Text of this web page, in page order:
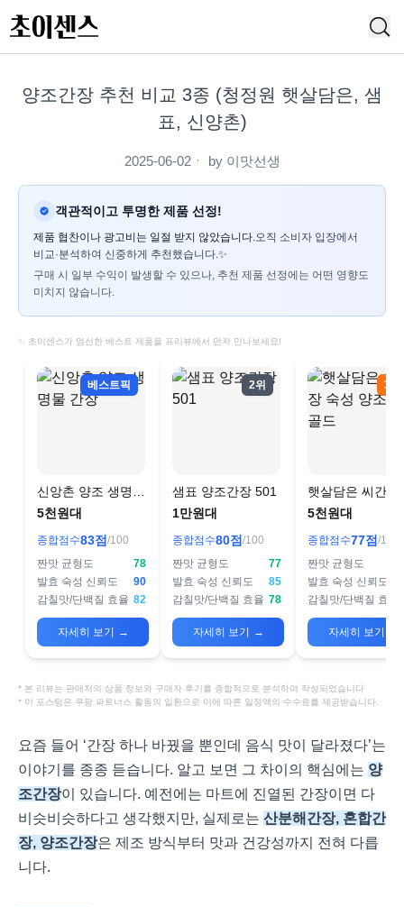
양조간장 추천 비교 3종 (청정원 햇살담은, 샘
표, 신양촌)
2025-06-02ㆍ by 이맛선생
객관적이고 투명한 제품 선정!
제품 협찬이나 광고비는 일절 받지 않았습니다.오직 소비자 입장에서
비교·분석하여 신중하게 추천했습니다.✨
구매 시 일부 수익이 발생할 수 있으나, 추천 제품 선정에는 어떤 영향도
미치지 않습니다.
✨ 초이센스가 엄선한 베스트 제품을 프리뷰에서 먼저 만나보세요!
베스트픽
신앙촌 양조 생명물
간장
5천원대
종합점수83점 /100
짠맛 균형도
78
발효 숙성 신뢰도
90
감칠맛/단백질 효율 82
자세히 보기 →
2위
샘표 양조간장 501
1만원대
종합점수80점 /100
짠맛 균형도
77
발효 숙성 신뢰도
85
감칠맛/단백질 효율 78
자세히 보기 →
3위
햇살담은 씨간장
성 양조간장 골드
5천원대
종합점수77점 /100
짠맛 균형도
발효 숙성 신뢰도
감칠맛/단백질 효율
자세히 보기
* 본 리뷰는 판매처의 상품 정보와 구매자 후기를 종합적으로 분석하여 작성되었습니다
* 이 포스팅은 쿠팡 파트너스 활동의 일환으로 이에 따른 일정액의 수수료를 제공받습니다.
요즘 들어 ‘간장 하나 바꿨을 뿐인데 음식 맛이 달라졌다’는
이야기를 종종 듣습니다. 알고 보면 그 차이의 핵심에는 양
조간장이 있습니다. 예전에는 마트에 진열된 간장이면 다
비슷비슷하다고 생각했지만, 실제로는 산분해간장, 혼합간
장, 양조간장은 제조 방식부터 맛과 건강성까지 전혀 다릅
니다.